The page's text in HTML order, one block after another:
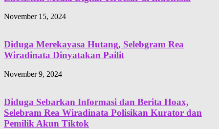
November 15, 2024
Diduga Merekayasa Hutang, Selebgram Rea
Wiradinata Dinyatakan Pailit
November 9, 2024
Diduga Sebarkan Informasi dan Berita Hoax,
Selebram Rea Wiradinata Polisikan Kurator dan
Pemilik Akun Tiktok